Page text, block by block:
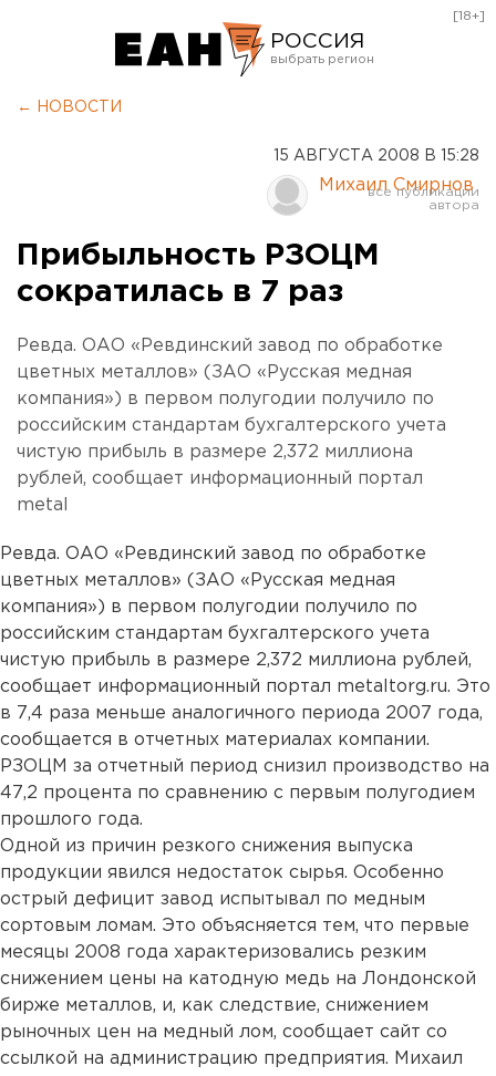
РОССИЯ
Курган
Оренбург
[18+]
← НОВОСТИ
15 АВГУСТА 2008 В 15:28
Михаил Смирнов
Прибыльность РЗОЦМ
сократилась в 7 раз
Ревда. ОАО «Ревдинский завод по обработке
цветных металлов» (ЗАО «Русская медная
компания») в первом полугодии получило по
российским стандартам бухгалтерского учета
чистую прибыль в размере 2,372 миллиона
рублей, сообщает информационный портал
metal
Ревда. ОАО «Ревдинский завод по обработке
цветных металлов» (ЗАО «Русская медная
компания») в первом полугодии получило по
российским стандартам бухгалтерского учета
чистую прибыль в размере 2,372 миллиона рублей,
сообщает информационный портал metaltorg.ru. Это
в 7,4 раза меньше аналогичного периода 2007 года,
сообщается в отчетных материалах компании.
РЗОЦМ за отчетный период снизил производство на
47,2 процента по сравнению с первым полугодием
прошлого года.
Одной из причин резкого снижения выпуска
продукции явился недостаток сырья. Особенно
острый дефицит завод испытывал по медным
сортовым ломам. Это объясняется тем, что первые
месяцы 2008 года характеризовались резким
снижением цены на катодную медь на Лондонской
бирже металлов, и, как следствие, снижением
рыночных цен на медный лом, сообщает сайт со
ссылкой на администрацию предприятия. Михаил